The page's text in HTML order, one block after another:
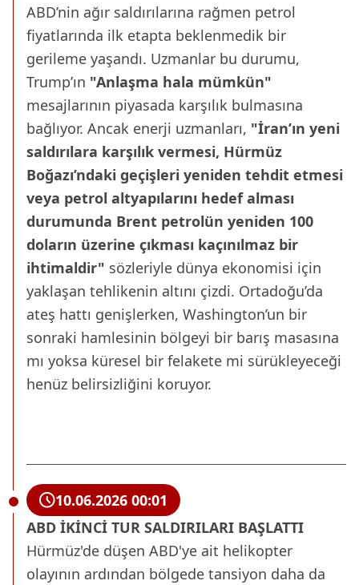
ABD’nin ağır saldırılarına rağmen petrol
fiyatlarında ilk etapta beklenmedik bir
gerileme yaşandı. Uzmanlar bu durumu,
Trump’ın "Anlaşma hala mümkün"
mesajlarının piyasada karşılık bulmasına
bağlıyor. Ancak enerji uzmanları, "İran’ın yeni
saldırılara karşılık vermesi, Hürmüz
Boğazı’ndaki geçişleri yeniden tehdit etmesi
veya petrol altyapılarını hedef alması
durumunda Brent petrolün yeniden 100
doların üzerine çıkması kaçınılmaz bir
ihtimaldir" sözleriyle dünya ekonomisi için
yaklaşan tehlikenin altını çizdi. Ortadoğu’da
ateş hattı genişlerken, Washington’un bir
sonraki hamlesinin bölgeyi bir barış masasına
mı yoksa küresel bir felakete mi sürükleyeceği
henüz belirsizliğini koruyor.
10.06.2026 00:01
ABD İKİNCİ TUR SALDIRILARI BAŞLATTI
Hürmüz'de düşen ABD'ye ait helikopter
olayının ardından bölgede tansiyon daha da